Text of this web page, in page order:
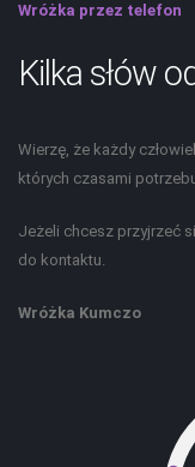
Wróżka przez telefon
Kilka słów
Wierzę, że każdy
których czasami
Jeżeli chcesz przyjrzeć
do kontaktu.
Wróżka Kumczo